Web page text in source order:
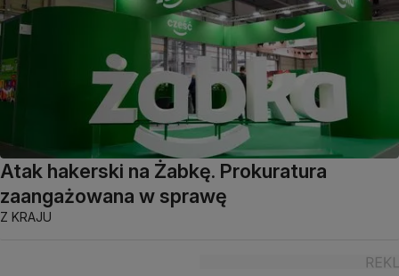
Atak hakerski na Żabkę. Prokuratura
zaangażowana w sprawę
Z KRAJU